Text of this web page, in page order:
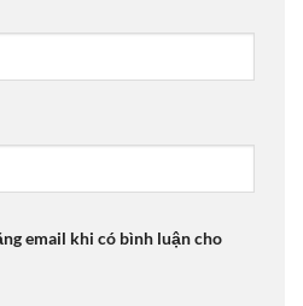
email khi có bình luận cho